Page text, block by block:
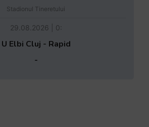
Stadionul Tineretului
29.08.2026 | 0:
U Elbi Cluj - Rapid
-